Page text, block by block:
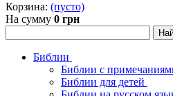
Корзина: (пусто)
На сумму 0 грн
Библии
Библии с
Библии для детей